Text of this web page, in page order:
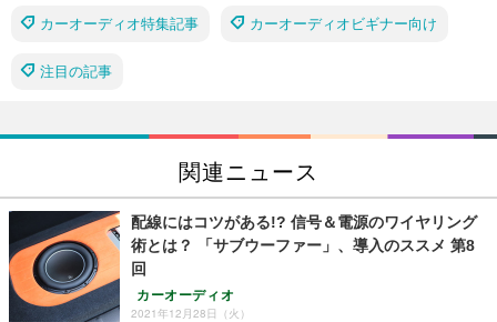
カーオーディオ特集記事 カーオーディオビギナー向け
注目の記事
関連ニュース
配線にはコツがある!? 信号＆電源のワイヤリング
術とは？ 「サブウーファー」、導入のススメ 第8
回
カーオーディオ
2021年12月28日（火）